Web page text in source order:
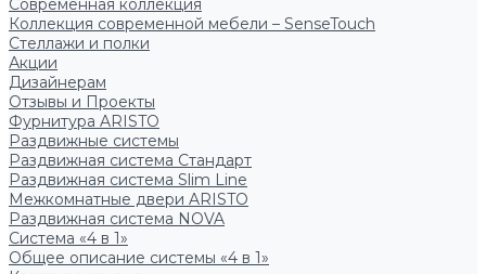
Современная коллекция
Коллекция современной мебели – SenseTouch
Стеллажи и полки
Акции
Дизайнерам
Отзывы и Проекты
Фурнитура ARISTO
Раздвижные системы
Раздвижная система Стандарт
Раздвижная система Slim Line
Межкомнатные двери ARISTO
Раздвижная система NOVA
Система «4 в 1»
Общее описание системы «4 в 1»